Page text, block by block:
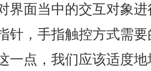
界面当中的交互对象
针，手指触控方式需
一点，我们应该适度